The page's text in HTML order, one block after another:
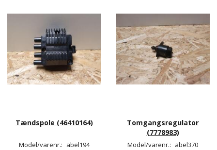
Tændspole (46410164)
Model/varenr.: abel194
Tomgangsregulator
(7778983)
Model/varenr.: abel370